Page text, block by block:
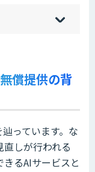
hi
]
sh
]
償提供の背
っています。な
しが行われる
るAIサービスと